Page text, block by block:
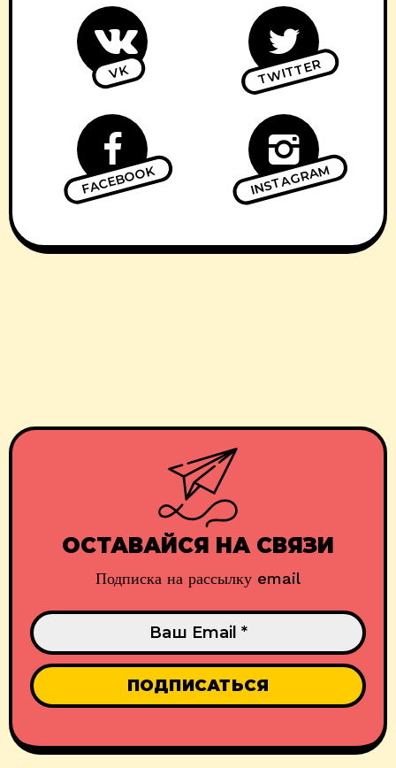
VK TWITTER
FACEBOOK INSTAGRAM
ОСТАВАЙСЯ НА СВЯЗИ
Подписка на рассылку email